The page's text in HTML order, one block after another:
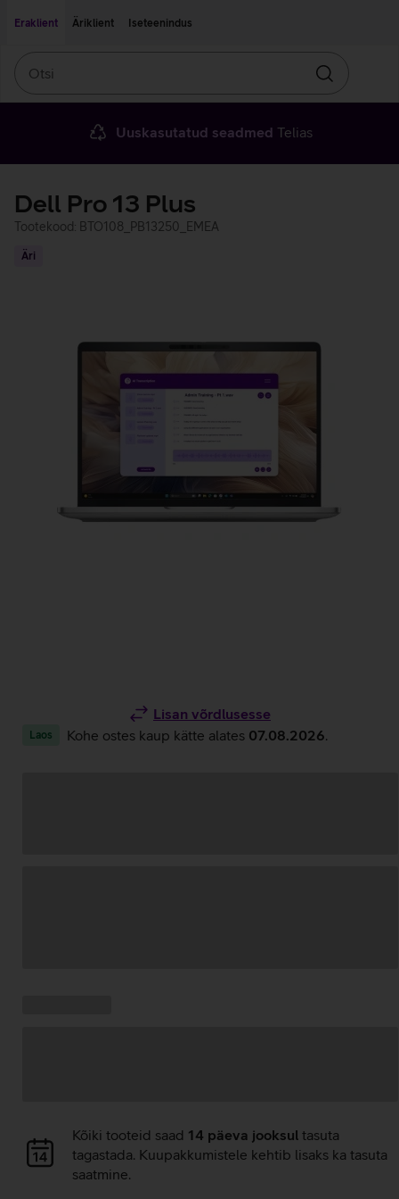
Eraklient
Äriklient Iseteenindus
Otsin
Uuskasutatud seadmed Telias
Dell Pro 13 Plus
Tootekood: BTO108_PB13250_EMEA
Äri
Lisan võrdlusesse
Laos Kohe ostes kaup kätte alates 07.08.2026
Andmete
laadimine
Kõiki tooteid saad 14 päeva jooksul tasuta
tagastada. Kuupakkumistele kehtib lisaks ka tasuta
saatmine.